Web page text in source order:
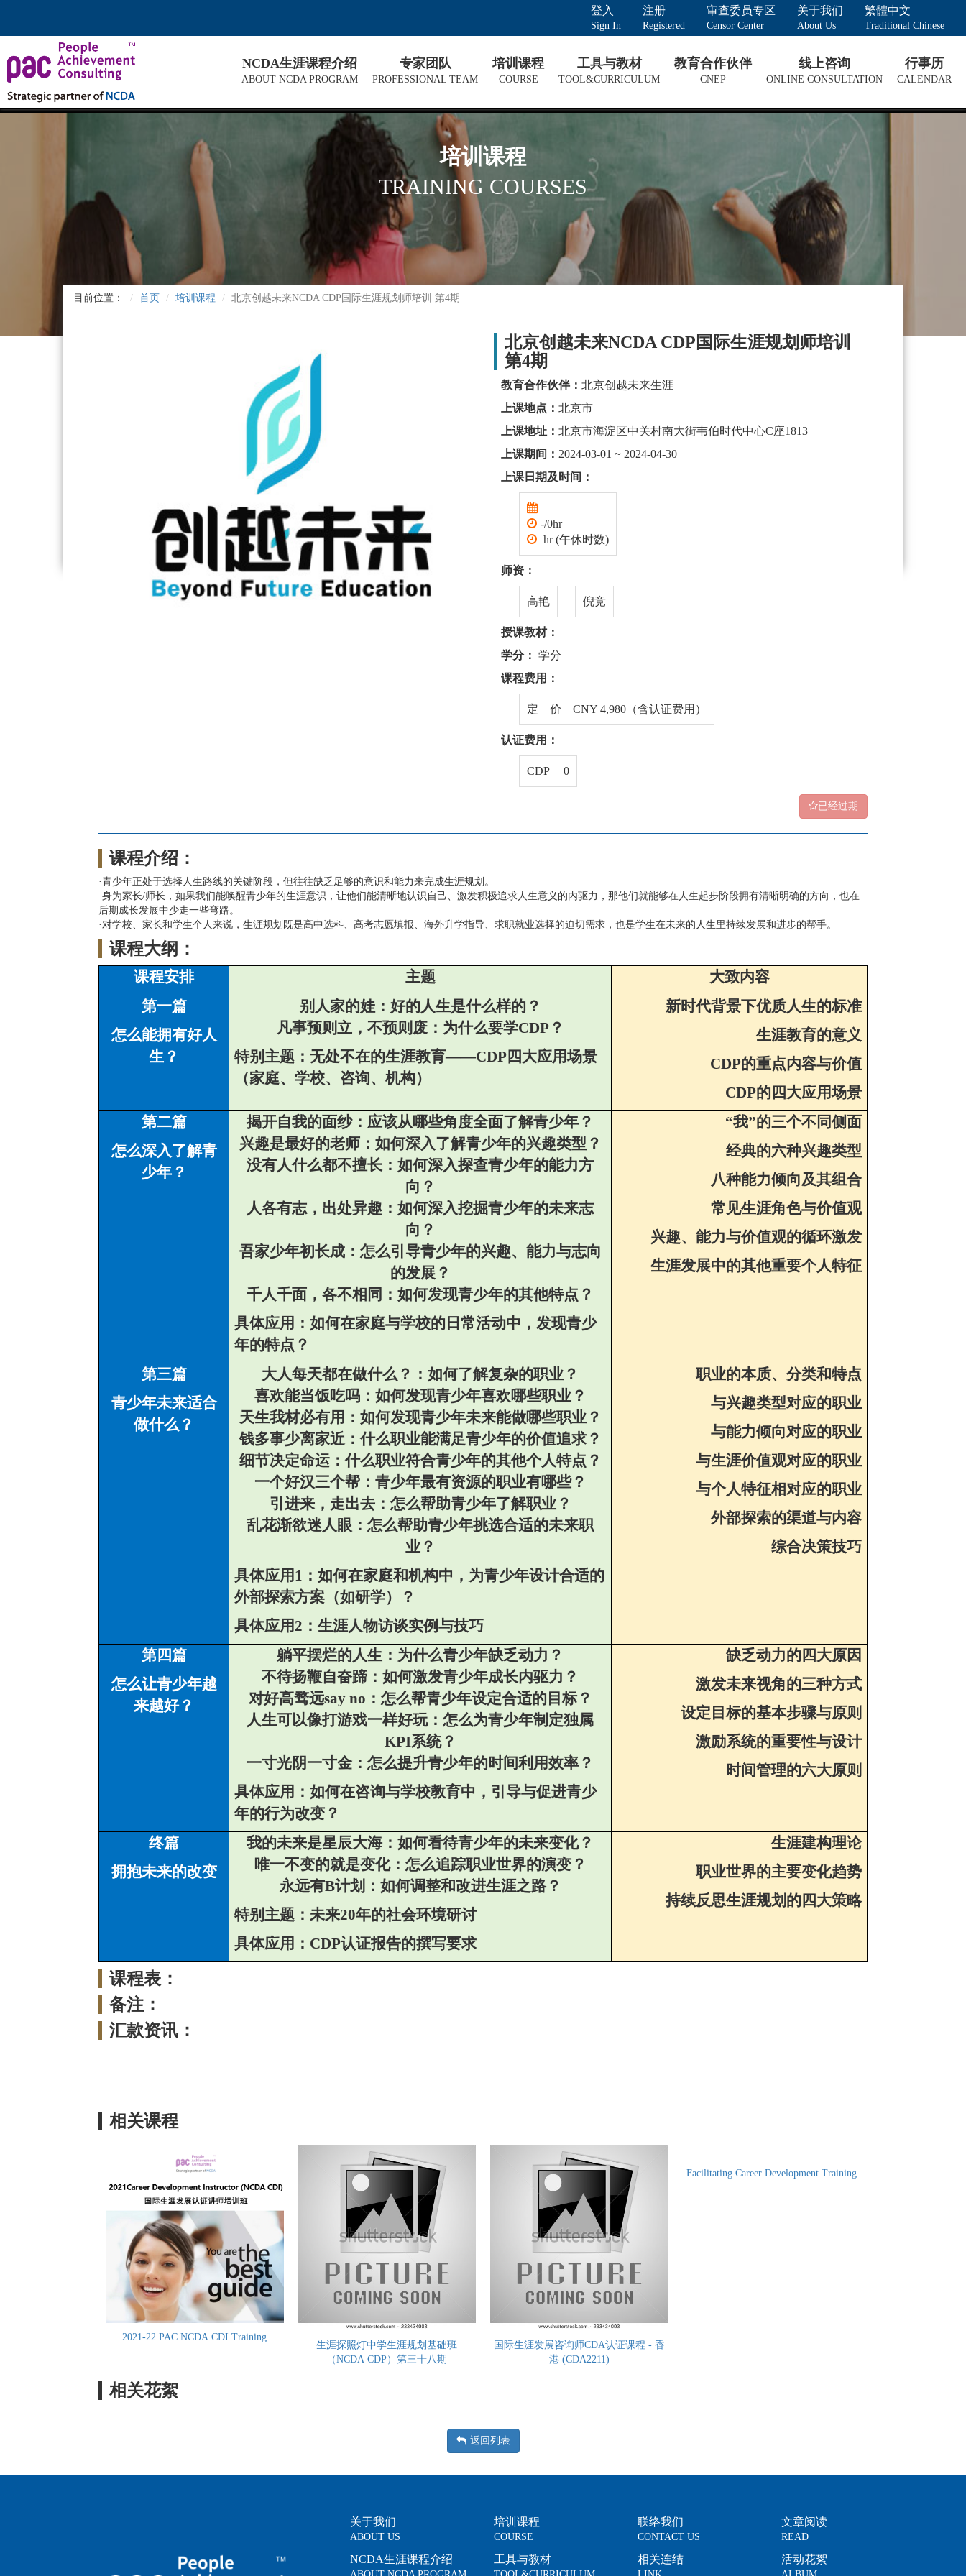
登入
Sign In
注册
Registered
审查委员专区
Censor Center
关于我们
About Us
繁體中文
Traditional Chinese
NCDA生涯课程介绍
ABOUT NCDA PROGRAM
专家团队
PROFESSIONAL TEAM
培训课程
COURSE
工具与教材
TOOL&CURRICULUM
教育合作伙伴
CNEP
线上咨询
ONLINE CONSULTATION
行事历
CALENDAR
培训课程
TRAINING COURSES
目前位置： 首页 培训课程 北京创越未来NCDA CDP国际生涯规划师培训 第4期
北京创越未来NCDA CDP国际生涯规划师培训
第4期
教育合作伙伴： 北京创越未来生涯
上课地点： 北京市
上课地址： 北京市海淀区中关村南大街韦伯时代中心C座1813
上课期间： 2024-03-01 ~ 2024-04-30
上课日期及时间：
-/0hr
hr (午休时数)
师资：
高艳 倪竞
授课教材：
学分： 学分
课程费用：
定 价 CNY 4,980（含认证费用）
认证费用：
CDP 0
已经过期
课程介绍：
·青少年正处于选择人生路线的关键阶段，但往往缺乏足够的意识和能力来完成生涯规划。
·身为家长/师长，如果我们能唤醒青少年的生涯意识，让他们能清晰地认识自己、激发积极追求人生意义的内驱力，那他们就能够在人生起步阶段拥有清晰明确的方向，也在
后期成长发展中少走一些弯路。
·对学校、家长和学生个人来说，生涯规划既是高中选科、高考志愿填报、海外升学指导、求职就业选择的迫切需求，也是学生在未来的人生里持续发展和进步的帮手。
课程大纲：
课程安排 主题
大致内容
第一篇
怎么能拥有好人
生？
别人家的娃： 好的人生是什么样的？
凡事预则立，不预则废： 为什么要学CDP？
特别主题：无处不在的生涯教育——CDP 四大应用场景
（家庭、学校、咨询、机构）
新时代背景下优质人生的标准
生涯教育的意义
CDP的重点内容与价值
CDP的四大应用场景
第二篇
怎么深入了解青
少年？
揭开自我的面纱： 应该从哪些角度全面了解青少年？
兴趣是最好的老师： 如何深入了解青少年的兴趣类型？
没有人什么都不擅长： 如何深入探查青少年的能力方
向？
人各有志，出处异趣： 如何深入挖掘青少年的未来志
向？
吾家少年初长成： 怎么引导青少年的兴趣、能力与志向
的发展？
千人千面，各不相同： 如何发现青少年的其他特点？
具体应用：如何在家庭与学校的日常活动中，发现青少
年的特点？
“我”的三个不同侧面
经典的六种兴趣类型
八种能力倾向及其组合
常见生涯角色与价值观
兴趣、能力与价值观的循环激发
生涯发展中的其他重要个人特征
第三篇
青少年未来适合
做什么？
大人每天都在做什么？： 如何了解复杂的职业？
喜欢能当饭吃吗： 如何发现青少年喜欢哪些职业？
天生我材必有用： 如何发现青少年未来能做哪些职业？
钱多事少离家近：什么职业能满足青少年的价值追求？
细节决定命运：什么职业符合青少年的其他个人特点？
一个好汉三个帮： 青少年最有资源的职业有哪些？
引进来，走出去： 怎么帮助青少年了解职业？
乱花渐欲迷人眼： 怎么帮助青少年挑选合适的未来职
业？
具体应用1 ：如何在家庭和机构中，为青少年设计合适的
外部探索方案（如研学）？
具体应用2 ：生涯人物访谈实例与技巧
职业的本质、分类和特点
与兴趣类型对应的职业
与能力倾向对应的职业
与生涯价值观对应的职业
与个人特征相对应的职业
外部探索的渠道与内容
综合决策技巧
第四篇
怎么让青少年越
来越好？
躺平摆烂的人生： 为什么青少年缺乏动力？
不待扬鞭自奋蹄： 如何激发青少年成长内驱力？
对好高骛远say no ： 怎么帮青少年设定合适的目标？
人生可以像打游戏一样好玩： 怎么为青少年制定独属
KPI系统？
一寸光阴一寸金： 怎么提升青少年的时间利用效率？
具体应用：如何在咨询与学校教育中，引导与促进青少
年的行为改变？
缺乏动力的四大原因
激发未来视角的三种方式
设定目标的基本步骤与原则
激励系统的重要性与设计
时间管理的六大原则
终篇
拥抱未来的改变
我的未来是星辰大海： 如何看待青少年的未来变化？
唯一不变的就是变化： 怎么追踪职业世界的演变？
永远有B计划： 如何调整和改进生涯之路？
特别主题：未来20年的社会环境研讨
具体应用： CDP认证报告的撰写要求
生涯建构理论
职业世界的主要变化趋势
持续反思生涯规划的四大策略
课程表：
备注：
汇款资讯：
相关课程
2021-22 PAC NCDA CDI Training
生涯探照灯中学生涯规划基础班
（NCDA CDP）第三十八期
国际生涯发展咨询师CDA认证课程 - 香
港 (CDA2211)
Facilitating Career Development Training
相关花絮
返回列表
关于我们
ABOUT US
NCDA生涯课程介绍
ABOUT NCDA PROGRAM
培训课程
COURSE
工具与教材
TOOL&CURRICULUM
联络我们
CONTACT US
相关连结
LINK
文章阅读
READ
活动花絮
ALBUM